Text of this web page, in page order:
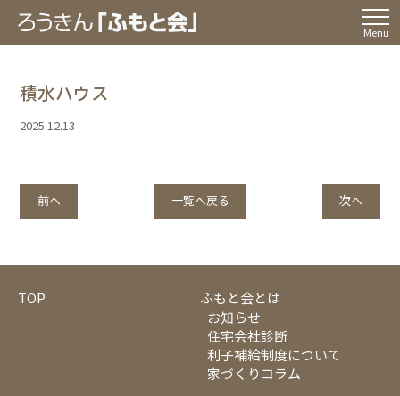
Menu
積水ハウス
2025.12.13
前へ 一覧へ戻る 次へ
TOP
ふもと会とは
お知らせ
住宅会社診断
利子補給制度について
家づくりコラム